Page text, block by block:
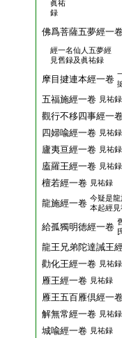
眞祐
録
佛爲菩薩五夢經一
經一名仙人五夢經
見舊録及眞祐録
摩目揵連本經一卷
五福施經一卷 見祐録
觀行不移四事經一
四婦喩經一卷 見祐録
廬夷亘經一卷 見祐録
廅羅王經一卷 見祐録
檀若經一卷 見祐録
龍施經一卷 今疑是
本起經見
給孤獨明徳經一卷
龍王兄弟陀達誡王
勸化王經一卷 見祐録
雁王經一卷 見祐録
雁王五百雁倶經一
解無常經一卷 見祐録
城喩經一卷 見祐録